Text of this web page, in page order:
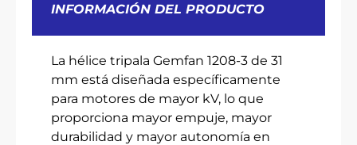
INFORMACIÓN DEL PRODUCTO
La hélice tripala Gemfan 1208-3 de 31
mm está diseñada específicamente
para motores de mayor kV, lo que
proporciona mayor empuje, mayor
durabilidad y mayor autonomía en